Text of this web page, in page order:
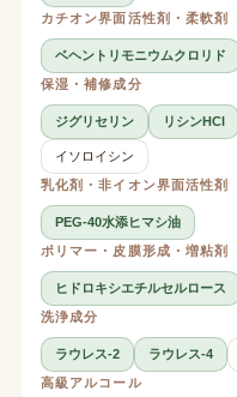
カチオン界面活性剤・柔軟剤
ベヘントリモニウムクロリド
保湿・補修成分
ジグリセリン リシンHCl
イソロイシン
乳化剤・非イオン界面活性剤
PEG-40水添ヒマシ油
ポリマー・皮膜形成・増粘剤
ヒドロキシエチルセルロース
洗浄成分
ラウレス-2 ラウレス-4
高級アルコール